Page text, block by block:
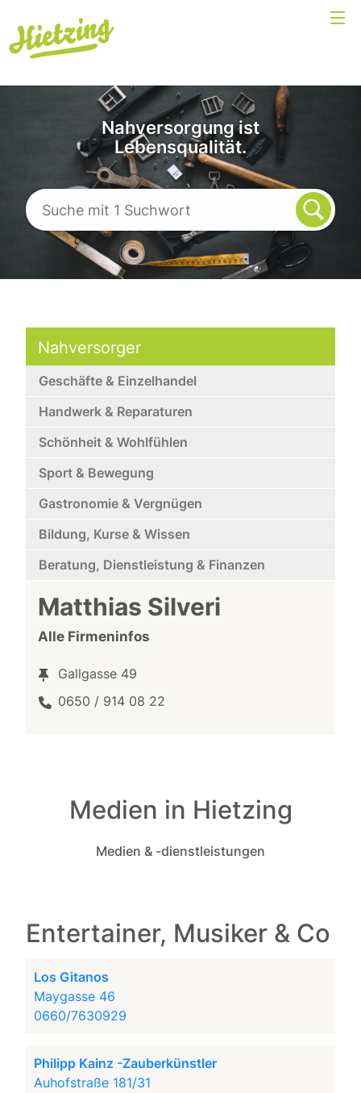
Nahversorgung ist
Lebensqualität.
Nahversorger
Geschäfte & Einzelhandel
Handwerk & Reparaturen
Schönheit & Wohlfühlen
Sport & Bewegung
Gastronomie & Vergnügen
Bildung, Kurse & Wissen
Beratung, Dienstleistung & Finanzen
Matthias Silveri
Alle Firmeninfos
Gallgasse 49
0650 / 914 08 22
Medien in Hietzing
Medien & -dienstleistungen
Entertainer, Musiker & Co
Los Gitanos
Maygasse 46
0660/7630929
Philipp Kainz -Zauberkünstler
Auhofstraße 181/31